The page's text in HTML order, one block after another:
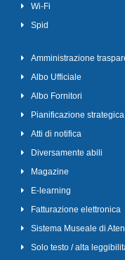
Wi-Fi
Spid
Amministrazione
Albo Ufficiale
Albo Fornitori
Pianificazione strategica
Atti di notifica
Diversamente abili
Magazine
E-learning
Fatturazione elettronica
Sistema Museale di
Solo testo / alta